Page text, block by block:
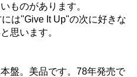
ものがあります。
は"Give It Up"の次に好きな
思います。
盤。美品です。78年発売で